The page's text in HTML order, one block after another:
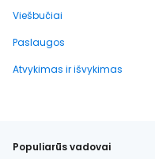
Viešbučiai
Paslaugos
Atvykimas ir išvykimas
Populiarūs vadovai